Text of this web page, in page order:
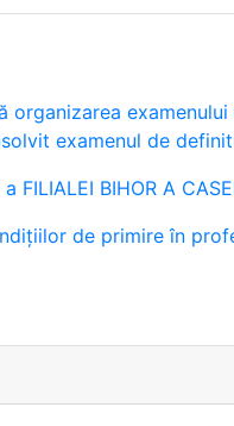
organizarea
examenul de
FILIALEI BIHOR A
de primire în